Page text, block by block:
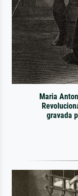
Maria
gravada